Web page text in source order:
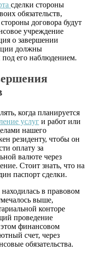
сделки стороны
обязательств,
договора будут
учреждение
о завершении
должны
его наблюдением.
когда планируется
услуг и работ или
нашего
резиденту, чтобы он
оплату за
валюте через
Стоит знать, что на
паспорт сделки.
в правовом
выше,
конторе
проведение
финансовом
счет, через
обязательства.